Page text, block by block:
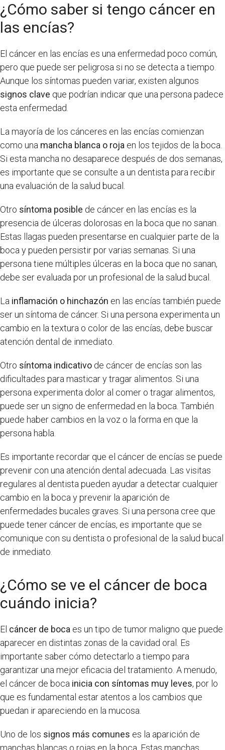
¿Cómo saber si tengo cáncer en
las encías?
El cáncer en las encías es una enfermedad poco común,
pero que puede ser peligrosa si no se detecta a tiempo.
Aunque los síntomas pueden variar, existen algunos
signos clave que podrían indicar que una persona padece
esta enfermedad.
La mayoría de los cánceres en las encías comienzan
como una mancha blanca o roja en los tejidos de la boca.
Si esta mancha no desaparece después de dos semanas,
es importante que se consulte a un dentista para recibir
una evaluación de la salud bucal.
Otro síntoma posible de cáncer en las encías es la
presencia de úlceras dolorosas en la boca que no sanan.
Estas llagas pueden presentarse en cualquier parte de la
boca y pueden persistir por varias semanas. Si una
persona tiene múltiples úlceras en la boca que no sanan,
debe ser evaluada por un profesional de la salud bucal.
La inflamación o hinchazón en las encías también puede
ser un síntoma de cáncer. Si una persona experimenta un
cambio en la textura o color de las encías, debe buscar
atención dental de inmediato.
Otro síntoma indicativo de cáncer de encías son las
dificultades para masticar y tragar alimentos. Si una
persona experimenta dolor al comer o tragar alimentos,
puede ser un signo de enfermedad en la boca. También
puede haber cambios en la voz o la forma en que la
persona habla.
Es importante recordar que el cáncer de encías se puede
prevenir con una atención dental adecuada. Las visitas
regulares al dentista pueden ayudar a detectar cualquier
cambio en la boca y prevenir la aparición de
enfermedades bucales graves. Si una persona cree que
puede tener cáncer de encías, es importante que se
comunique con su dentista o profesional de la salud bucal
de inmediato.
¿Cómo se ve el cáncer de boca
cuándo inicia?
El cáncer de boca es un tipo de tumor maligno que puede
aparecer en distintas zonas de la cavidad oral. Es
importante saber cómo detectarlo a tiempo para
garantizar una mejor eficacia del tratamiento. A menudo,
el cáncer de boca inicia con síntomas muy leves, por lo
que es fundamental estar atentos a los cambios que
puedan ir apareciendo en la mucosa.
Uno de los signos más comunes es la aparición de
manchas blancas o rojas en la boca. Estas manchas